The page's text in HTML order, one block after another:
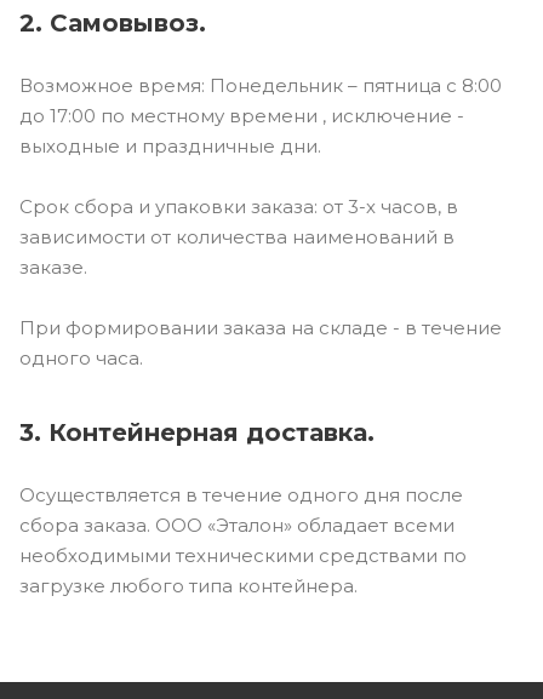
2. Самовывоз.
Возможное время: Понедельник – пятница с 8:00
до 17:00 по местному времени , исключение -
выходные и праздничные дни.
Срок сбора и упаковки заказа: от 3-х часов, в
зависимости от количества наименований в
заказе.
При формировании заказа на складе - в течение
одного часа.
3. Контейнерная доставка.
Осуществляется в течение одного дня после
сбора заказа. ООО «Эталон» обладает всеми
необходимыми техническими средствами по
загрузке любого типа контейнера.